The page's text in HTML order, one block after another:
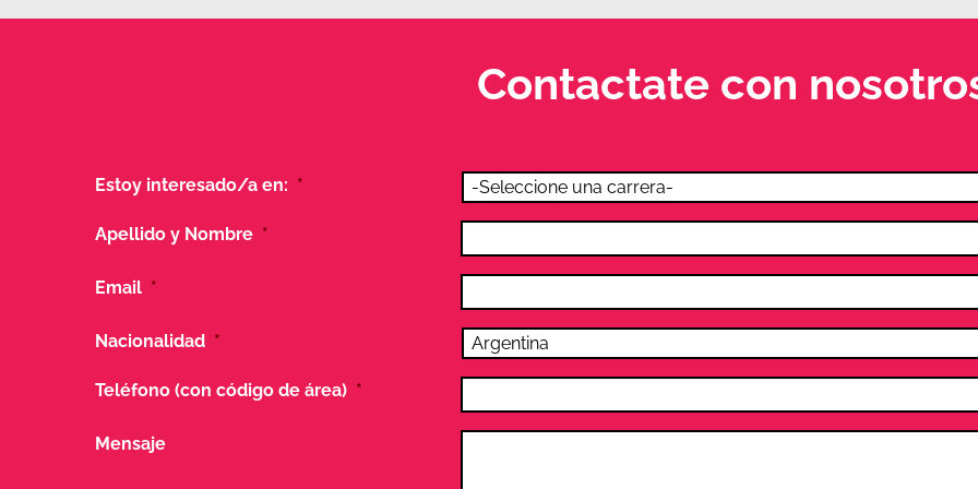
Contactate con
Estoy interesado/a en: *
Apellido y Nombre *
Email *
Nacionalidad *
Teléfono (con código de área) *
Mensaje